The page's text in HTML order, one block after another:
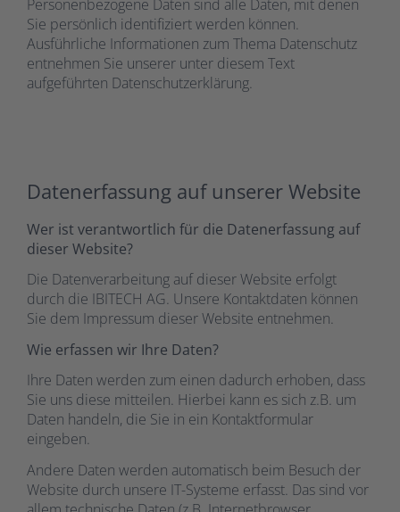
Personenbezogene Daten sind alle Daten, mit denen
Sie persönlich identifiziert werden können.
Ausführliche Informationen zum Thema Datenschutz
entnehmen Sie unserer unter diesem Text
aufgeführten Datenschutzerklärung.
Datenerfassung auf unserer Website
Wer ist verantwortlich für die Datenerfassung auf
dieser Website?
Die Datenverarbeitung auf dieser Website erfolgt
durch die IBITECH AG. Unsere Kontaktdaten können
Sie dem Impressum dieser Website entnehmen.
Wie erfassen wir Ihre Daten?
Ihre Daten werden zum einen dadurch erhoben, dass
Sie uns diese mitteilen. Hierbei kann es sich z.B. um
Daten handeln, die Sie in ein Kontaktformular
eingeben.
Andere Daten werden automatisch beim Besuch der
Website durch unsere IT-Systeme erfasst. Das sind vor